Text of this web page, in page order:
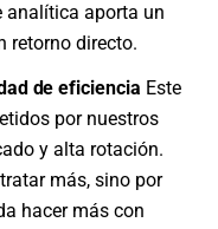
analítica aporta un
retorno directo.
de eficiencia Este
por nuestros
y alta rotación.
más, sino por
hacer más con